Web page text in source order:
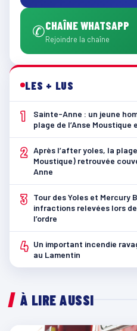
✆CHAÎNE WHATSAPP
Rejoindre la chaîne
LES + LUS
1
Sainte-Anne : un jeune
plage de l’Anse Moustique
2 Après l’after yoles, la
Moustique) retrouvée
Anne
3
Tour des Yoles et Mercury
infractions relevées lors
l’ordre
4 Un important incendie
au Lamentin
À LIRE AUSSI